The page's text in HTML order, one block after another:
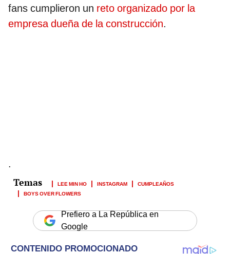
fans cumplieron un reto organizado por la
empresa dueña de la construcción.
.
LEE MIN HO INSTAGRAM
CUMPLEAÑOS
BOYS OVER FLOWERS
Prefiero a La República en
Google